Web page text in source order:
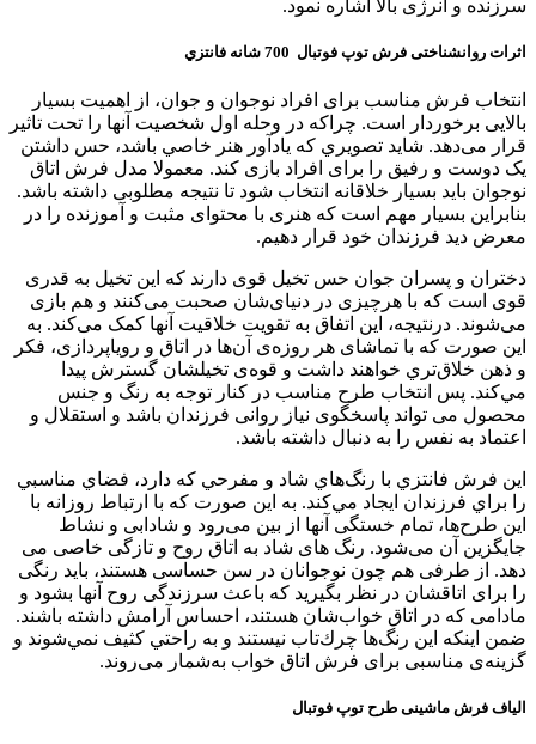
سرزنده و انرژی بالا اشاره نمود.
اثرات روانشناختی فرش توپ فوتبال 700 شانه فانتزي
انتخاب فرش مناسب برای افراد نوجوان و جوان، از اهمیت بسیار
بالایی برخوردار است. چراکه در وحله اول شخصیت آنها را تحت تاثیر
قرار می‌دهد. شاید تصویري كه يادآور هنر خاصي باشد، حس داشتن
یک دوست و رفیق را برای افراد بازی کند. معمولا مدل فرش اتاق
نوجوان باید بسیار خلاقانه انتخاب شود تا نتیجه مطلوبی داشته باشد.
بنابراین بسیار مهم است که هنری با محتوای مثبت و آموزنده را در
معرض دید فرزندان خود قرار دهیم.
دختران و پسران جوان حس تخیل قوی دارند که این تخیل به قدری
قوی است که با هرچیزی در دنیای‌شان صحبت می‌کنند و هم بازی
می‌شوند. درنتيجه، اين اتفاق به تقویت خلاقیت آنها کمک می‌کند. به
این صورت که با تماشای هر روزه‌ی آن‌ها در اتاق و رویاپردازی، فکر
و ذهن خلاق‌تري خواهند داشت و قوه‌ی تخیلشان گسترش پيدا
مي‌كند. پس انتخاب طرح مناسب در کنار توجه به رنگ و جنس
محصول می تواند پاسخگوی نیاز روانی فرزندان باشد و استقلال و
اعتماد به نفس را به دنبال داشته باشد.
اين فرش‌ فانتزي با رنگ‌هاي شاد و مفرحي كه دارد، فضاي مناسبي
را براي فرزندان ايجاد مي‌كند. به این صورت که با ارتباط روزانه با
این طرح‌ها، تمام خستگی آنها از بین می‌رود و شادابی و نشاط
جایگزین آن می‌شود. رنگ های شاد به اتاق روح و تازگی خاصی می
دهد. از طرفی هم چون نوجوانان در سن حساسی هستند، باید رنگی
را برای اتاقشان در نظر بگیرید که باعث سرزندگی روح آنها بشود و
مادامی که در اتاق خواب‌شان هستند، احساس آرامش داشته باشند.
ضمن اينكه اين رنگ‌ها چرك‌تاب نيستند و به راحتي كثيف نمي‌شوند و
گزینه‌ی مناسبی برای فرش اتاق خواب به‌شمار می‌روند.
الياف فرش ماشینی طرح توپ فوتبال